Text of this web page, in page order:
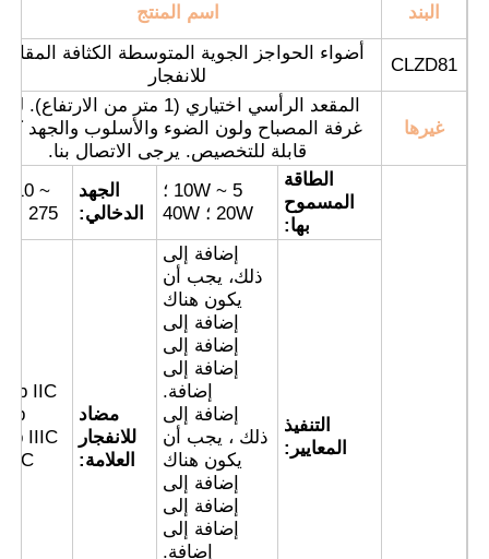
جولة في المعمل
البند اسم المنتج
CLZD81
أضواء الحواجز الجوية المتوسطة الكثافة
للانفجار
غيرها
المقعد الرأسي اختياري (1 متر من الارتفاع).
غرفة المصباح ولون الضوء والأسلوب والجهد
قابلة للتخصيص. يرجى الاتصال بنا.
الطاقة
المسموح
بها:
5 ~ 10W ؛
20W ؛ 40W
الجهد
الدخالي:
~
275 فولت
التنفيذ
المعايير:
إضافة إلى
ذلك، يجب أن
يكون هناك
إضافة إلى
إضافة إلى
إضافة إلى
إضافة.
إضافة إلى
ذلك ، يجب أن
يكون هناك
إضافة إلى
إضافة إلى
إضافة إلى
إضافة.
مضاد
للانفجار
العلامة:
db IIC
tb IIIC